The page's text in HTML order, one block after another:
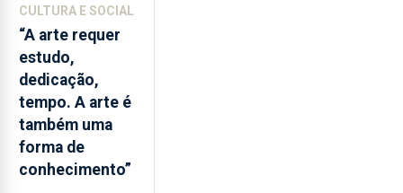
CULTURA E SOCIAL
“A arte requer
estudo,
dedicação,
tempo. A arte é
também uma
forma de
conhecimento”